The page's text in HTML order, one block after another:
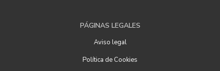
PÁGINAS LEGALES
Aviso legal
Política de Cookies